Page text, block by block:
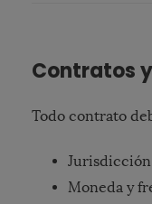
Contratos
Todo contrato
Moneda y